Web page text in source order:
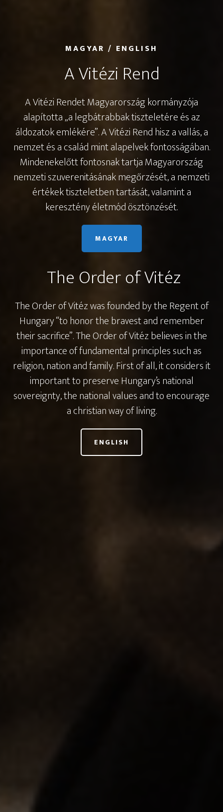
MAGYAR / ENGLISH
A Vitézi Rend
A Vitézi Rendet Magyarország kormányzója
alapította „a legbátrabbak tiszteletére és az
áldozatok emlékére”. A Vitézi Rend hisz a vallás, a
nemzet és a család mint alapelvek fontosságában.
Mindenekelőtt fontosnak tartja Magyarország
nemzeti szuverenitásának megőrzését, a nemzeti
értékek tiszteletben tartását, valamint a
keresztény életmód ösztönzését.
MAGYAR
The Order of Vitéz
The Order of Vitéz was founded by the Regent of
Hungary “to honor the bravest and remember
their sacrifice”. The Order of Vitéz believes in the
importance of fundamental principles such as
religion, nation and family. First of all, it considers it
important to preserve Hungary’s national
sovereignty, the national values and to encourage
a christian way of living.
ENGLISH